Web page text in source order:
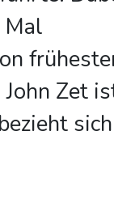
Mal
Zet
sich